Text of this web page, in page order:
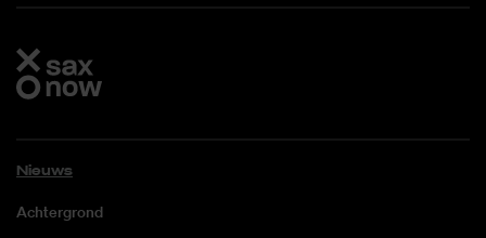
Nieuws
Achtergrond